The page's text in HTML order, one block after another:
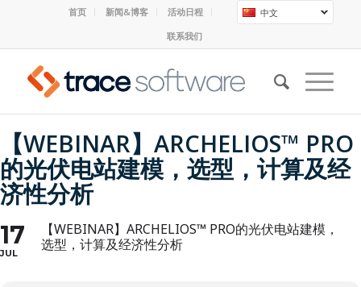
中文
首页 新闻&博客
活动日程
联系我们
【WEBINAR】ARCHELIOS™ PRO
的光伏电站建模，选型，计算及经
济性分析
17
JUL
【WEBINAR】ARCHELIOS™ PRO的光伏电站建模，
选型，计算及经济性分析